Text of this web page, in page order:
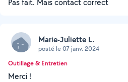
Pas fait. Mais contact correct
Marie-Juliette L.
posté le 07 janv. 2024
Outillage & Entretien
Merci !